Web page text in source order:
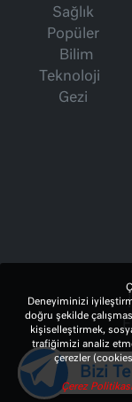
Sağlık
Popüler
Bilim
Teknoloji
Gezi
Deneyiminizi
doğru şekilde
kişiselleştirmek,
trafiğimizi analiz
çerezler
Çerez
Bizi